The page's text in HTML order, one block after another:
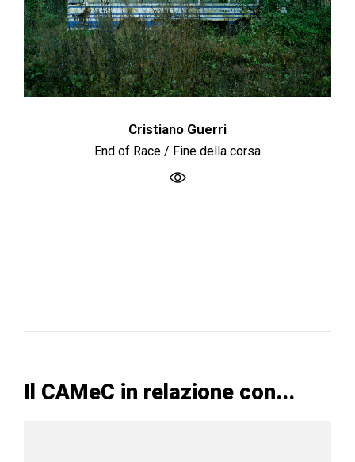
Cristiano Guerri
End of Race / Fine della corsa
Il CAMeC in relazione con...